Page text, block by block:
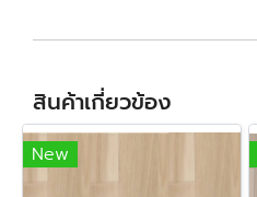
สินค้าเกี่ยวข้อง
New